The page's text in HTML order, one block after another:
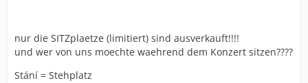
nur die SITZplaetze (limitiert) sind ausverkauft!!!!
und wer von uns moechte waehrend dem Konzert sitzen????
Stání = Stehplatz